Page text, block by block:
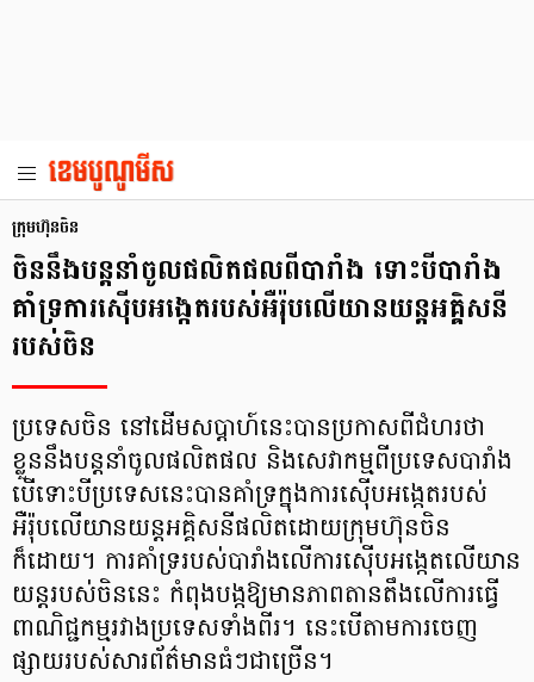
ក្រុមហ៊ុនចិន
ចិននឹងបន្តនាំចូលផលិតផលពីបារាំង ទោះបីបារាំង
គាំទ្រការស៊ើបអង្កេតរបស់អឺរ៉ុបលើយានយន្តអគ្គិសនី
របស់ចិន
ប្រទេសចិន នៅដើមសប្តាហ៍នេះបានប្រកាសពីជំហរថា
ខ្លួននឹងបន្តនាំចូលផលិតផល និងសេវាកម្មពីប្រទេសបារាំង
បើទោះបីប្រទេសនេះបានគាំទ្រក្នុងការស៊ើបអង្កេតរបស់
អឺរ៉ុបលើយានយន្តអគ្គិសនីផលិតដោយក្រុមហ៊ុនចិន
ក៏ដោយ។ ការគាំទ្ររបស់បារាំងលើការស៊ើបអង្កេតលើយាន
យន្តរបស់ចិននេះ កំពុងបង្កឱ្យមានភាពតានតឹងលើការធ្វើ
ពាណិជ្ជកម្មរវាងប្រទេសទាំងពីរ។ នេះបើតាមការចេញ
ផ្សាយរបស់សារព័ត៌មានធំៗជាច្រើន។